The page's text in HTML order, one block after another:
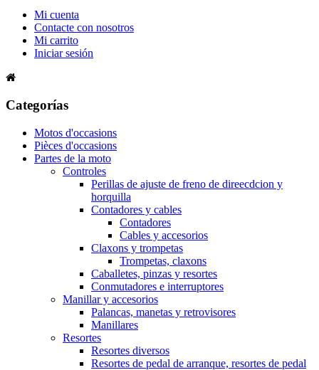
Mi cuenta
Contacte con nosotros
Mi carrito
Iniciar sesión
Categorías
Motos d'occasions
Pièces d'occasions
Partes de la moto
Controles
Perillas de ajuste de freno de direecdcion y
horquilla
Contadores y cables
Contadores
Cables y accesorios
Claxons y trompetas
Trompetas, claxons
Caballetes, pinzas y resortes
Conmutadores e interruptores
Manillar y accesorios
Palancas, manetas y retrovisores
Manillares
Resortes
Resortes diversos
Resortes de pedal de arranque, resortes de pedal